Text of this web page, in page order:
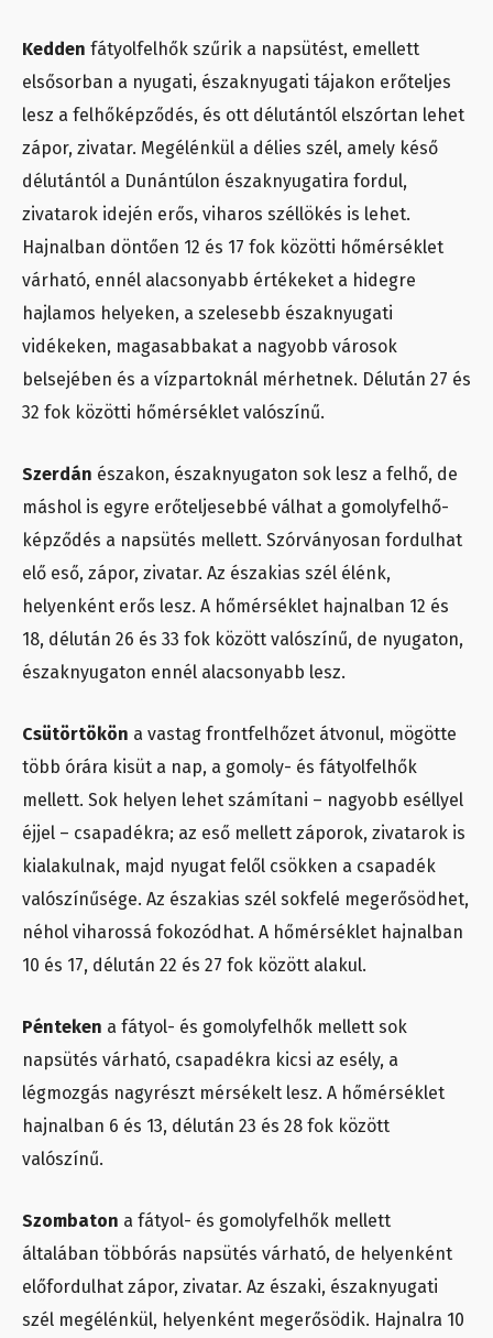
Kedden fátyolfelhők szűrik a napsütést, emellett
elsősorban a nyugati, északnyugati tájakon erőteljes
lesz a felhőképződés, és ott délutántól elszórtan lehet
zápor, zivatar. Megélénkül a délies szél, amely késő
délutántól a Dunántúlon északnyugatira fordul,
zivatarok idején erős, viharos széllökés is lehet.
Hajnalban döntően 12 és 17 fok közötti hőmérséklet
várható, ennél alacsonyabb értékeket a hidegre
hajlamos helyeken, a szelesebb északnyugati
vidékeken, magasabbakat a nagyobb városok
belsejében és a vízpartoknál mérhetnek. Délután 27 és
32 fok közötti hőmérséklet valószínű.
Szerdán északon, északnyugaton sok lesz a felhő, de
máshol is egyre erőteljesebbé válhat a gomolyfelhő-
képződés a napsütés mellett. Szórványosan fordulhat
elő eső, zápor, zivatar. Az északias szél élénk,
helyenként erős lesz. A hőmérséklet hajnalban 12 és
18, délután 26 és 33 fok között valószínű, de nyugaton,
északnyugaton ennél alacsonyabb lesz.
Csütörtökön a vastag frontfelhőzet átvonul, mögötte
több órára kisüt a nap, a gomoly- és fátyolfelhők
mellett. Sok helyen lehet számítani – nagyobb eséllyel
éjjel – csapadékra; az eső mellett záporok, zivatarok is
kialakulnak, majd nyugat felől csökken a csapadék
valószínűsége. Az északias szél sokfelé megerősödhet,
néhol viharossá fokozódhat. A hőmérséklet hajnalban
10 és 17, délután 22 és 27 fok között alakul.
Pénteken a fátyol- és gomolyfelhők mellett sok
napsütés várható, csapadékra kicsi az esély, a
légmozgás nagyrészt mérsékelt lesz. A hőmérséklet
hajnalban 6 és 13, délután 23 és 28 fok között
valószínű.
Szombaton a fátyol- és gomolyfelhők mellett
általában többórás napsütés várható, de helyenként
előfordulhat zápor, zivatar. Az északi, északnyugati
szél megélénkül, helyenként megerősödik. Hajnalra 10